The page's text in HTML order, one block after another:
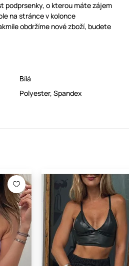
podprsenky, o kterou máte zájem
na stránce v kolonce
obdržíme nové zboží, budete
Bílá
Polyester, Spandex